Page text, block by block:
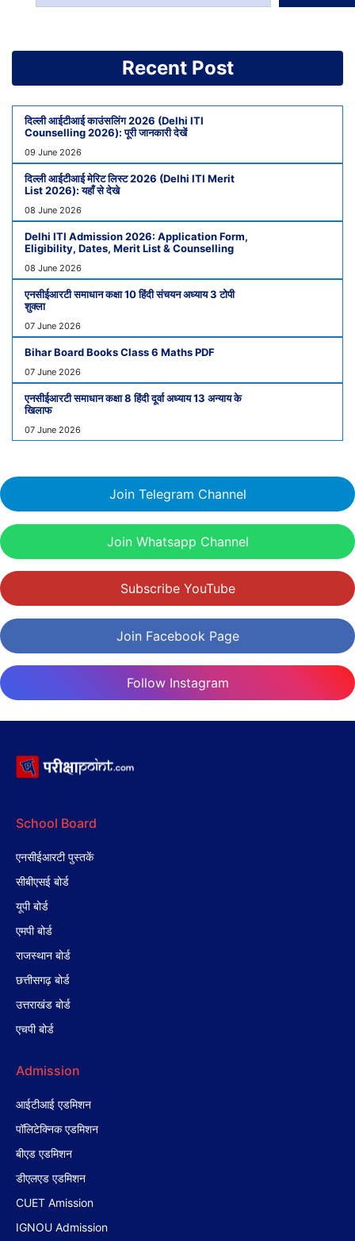
Recent Post
दिल्ली आईटीआई काउंसलिंग 2026 (Delhi ITI
Counselling 2026): पूरी जानकारी देखें
09 June 2026
दिल्ली आईटीआई मेरिट लिस्ट 2026 (Delhi ITI Merit
List 2026): यहाँ से देखे
08 June 2026
Delhi ITI Admission 2026: Application Form,
Eligibility, Dates, Merit List & Counselling
08 June 2026
एनसीईआरटी समाधान कक्षा 10 हिंदी संचयन अध्याय 3 टोपी
शुक्ला
07 June 2026
Bihar Board Books Class 6 Maths PDF
07 June 2026
एनसीईआरटी समाधान कक्षा 8 हिंदी दूर्वा अध्याय 13 अन्याय के
खिलाफ
07 June 2026
Join Telegram Channel
Join Whatsapp Channel
Subscribe YouTube
Join Facebook Page
Follow Instagram
School Board
एनसीईआरटी पुस्तकें
सीबीएसई बोर्ड
यूपी बोर्ड
एमपी बोर्ड
राजस्थान बोर्ड
छत्तीसगढ़ बोर्ड
उत्तराखंड बोर्ड
एचपी बोर्ड
Admission
आईटीआई एडमिशन
पॉलिटेक्निक एडमिशन
बीएड एडमिशन
डीएलएड एडमिशन
CUET Amission
IGNOU Admission